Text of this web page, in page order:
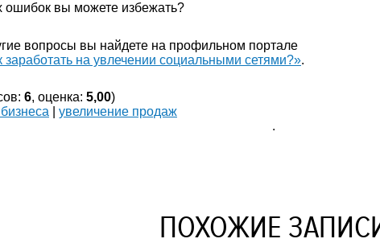
ошибок вы можете избежать?
вопросы вы найдете на профильном портале
заработать на увлечении социальными сетями?».
6, оценка: 5,00)
увеличение продаж
.
ПОХОЖИЕ